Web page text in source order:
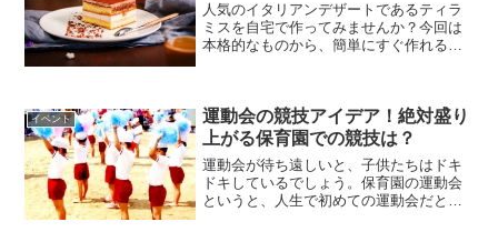
人気のイタリアンデザートであるティラ
ミスを自宅で作ってみませんか？今回は
本格的なものから、簡単にすぐ作れるも
の人気レシピと作り方まと...
イベント
運動会の競技アイデア！絶対盛り
上がる保育園での競技は？
運動会が待ち遠しいと、子供たちはドキ
ドキしているでしょう。保育園の運動会
というと、人生で初めての運動会だとい